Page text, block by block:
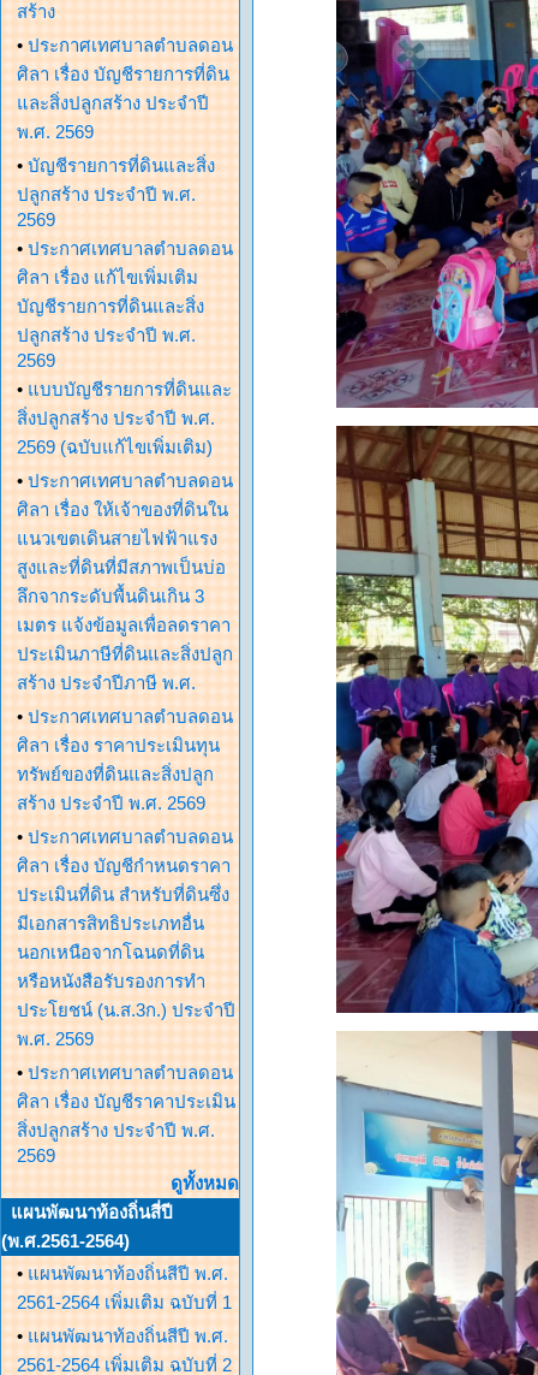
สร้าง
• ประกาศเทศบาลตำบลดอน
ศิลา เรื่อง บัญชีรายการที่ดิน
และสิ่งปลูกสร้าง ประจำปี
พ.ศ. 2569
• บัญชีรายการที่ดินและสิ่ง
ปลูกสร้าง ประจำปี พ.ศ.
2569
• ประกาศเทศบาลตำบลดอน
ศิลา เรื่อง แก้ไขเพิ่มเติม
บัญชีรายการที่ดินและสิ่ง
ปลูกสร้าง ประจำปี พ.ศ.
2569
• แบบบัญชีรายการที่ดินและ
สิ่งปลูกสร้าง ประจำปี พ.ศ.
2569 (ฉบับแก้ไขเพิ่มเติม)
• ประกาศเทศบาลตำบลดอน
ศิลา เรื่อง ให้เจ้าของที่ดินใน
แนวเขตเดินสายไฟฟ้าแรง
สูงและที่ดินที่มีสภาพเป็นบ่อ
ลึกจากระดับพื้นดินเกิน 3
เมตร แจ้งข้อมูลเพื่อลดราคา
ประเมินภาษีที่ดินและสิ่งปลูก
สร้าง ประจำปีภาษี พ.ศ.
• ประกาศเทศบาลตำบลดอน
ศิลา เรื่อง ราคาประเมินทุน
ทรัพย์ของที่ดินและสิ่งปลูก
สร้าง ประจำปี พ.ศ. 2569
• ประกาศเทศบาลตำบลดอน
ศิลา เรื่อง บัญชีกำหนดราคา
ประเมินที่ดิน สำหรับที่ดินซึ่ง
มีเอกสารสิทธิประเภทอื่น
นอกเหนือจากโฉนดที่ดิน
หรือหนังสือรับรองการทำ
ประโยชน์ (น.ส.3ก.) ประจำปี
พ.ศ. 2569
• ประกาศเทศบาลตำบลดอน
ศิลา เรื่อง บัญชีราคาประเมิน
สิ่งปลูกสร้าง ประจำปี พ.ศ.
2569
ดูทั้งหมด
แผนพัฒนาท้องถิ่นสี่ปี
(พ.ศ.2561-2564)
• แผนพัฒนาท้องถิ่นสีปี พ.ศ.
2561-2564 เพิ่มเติม ฉบับที่ 1
• แผนพัฒนาท้องถิ่นสีปี พ.ศ.
2561-2564 เพิ่มเติม ฉบับที่ 2